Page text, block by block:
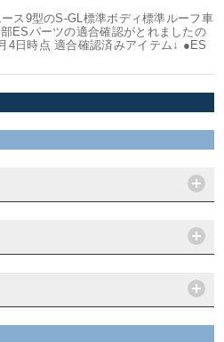
ス9型のS-GL標準ボディ標準ルーフ車
ESパーツの適合確認がとれましたの
4日時点 適合確認済みアイテム↓ ●ES